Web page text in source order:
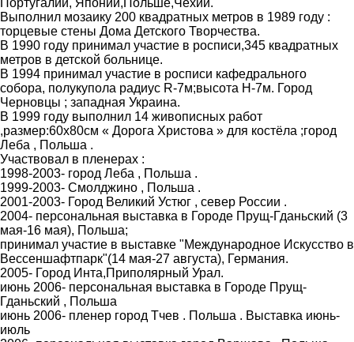
Португалии, Японии,Польше,Чехии.
Выполнил мозаику 200 квадратных метров в 1989 году :
торцевые стены Дома Детского Творчества.
В 1990 году принимал участие в росписи,345 квадратных
метров в детской больнице.
В 1994 принимал участие в росписи кафедрального
собора, полукупола радиус R-7м;высота H-7м. Город
Черновцы ; западная Украина.
В 1999 году выполнил 14 живописных работ
,размер:60х80см « Дорога Христова » для костёла ;город
Леба , Польша .
Участвовал в пленерах :
1998-2003- город Леба , Польша .
1999-2003- Смолджино , Польша .
2001-2003- Город Великий Устюг , север России .
2004- персональная выставка в Городе Прущ-Гданьский (3
мая-16 мая), Польша;
принимал участие в выставке "Международное Искусство в
Вессеншафтпарк"(14 мая-27 августа), Германия.
2005- Город Инта,Приполярный Урал.
июнь 2006- персональная выставка в Городе Прущ-
Гданьский , Польша
июнь 2006- пленер город Тчев . Польша . Выставка июнь-
июль